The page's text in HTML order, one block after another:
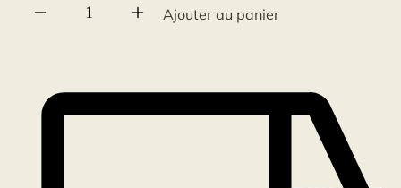
quantité
décorative
Fleur
Ajouter au panier